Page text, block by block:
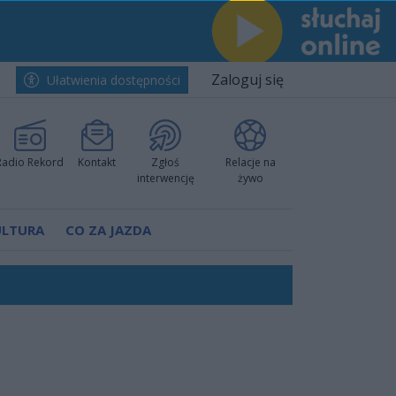
Ułatwienia dostępności Zaloguj się
Rekord Kontakt
Zgłoś
interwencję
Relacje na
żywo
CO ZA JAZDA
w Ustce!
prokuratury
pokazali klasę